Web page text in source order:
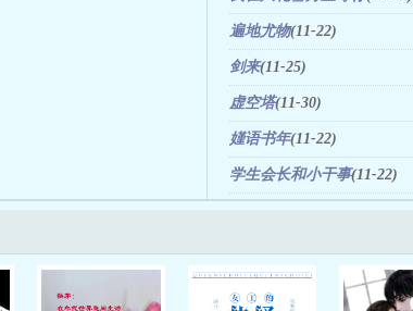
遍地尤物(11-22)
剑来(11-25)
虚空塔(11-30)
嫤语书年(11-22)
学生会长和小干事(11-22)